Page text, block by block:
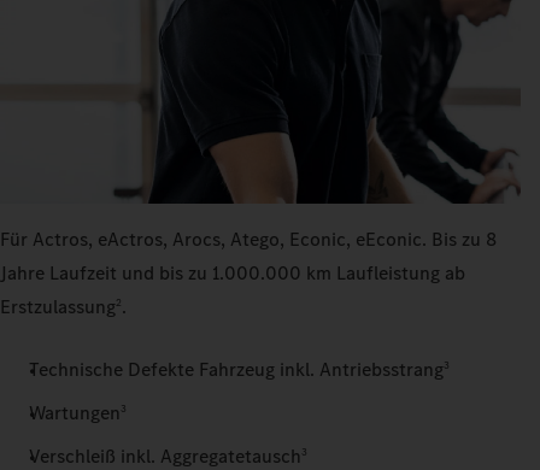
Für Actros, eActros, Arocs, Atego, Econic, eEconic. Bis zu 8
Jahre Laufzeit und bis zu 1.000.000 km Laufleistung ab
Erstzulassung2.
Technische Defekte Fahrzeug inkl. Antriebsstrang3
Wartungen 3
Verschleiß inkl. Aggregatetausch 3